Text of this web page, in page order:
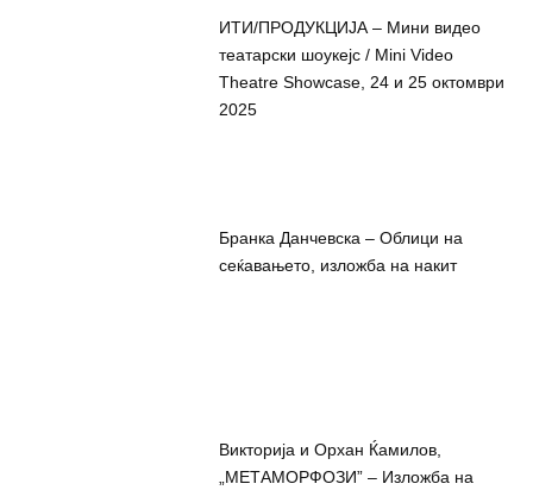
ИТИ/ПРОДУКЦИЈА – Мини видео
театарски шоукејс / Mini Video
Theatre Showcase, 24 и 25 октомври
2025
Бранка Данчевска – Облици на
сеќавањето, изложба на накит
Викторија и Орхан Ќамилов,
„МЕТАМОРФОЗИ” – Изложба на